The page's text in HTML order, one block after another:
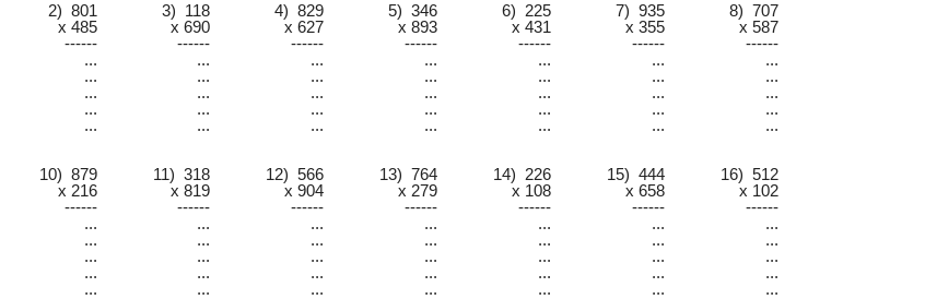
2) 801 3) 118 4) 829 5) 346 6) 225 7) 935
8) 707
x 485 x 690 x 627 x 893 x 431 x 355
x 587
------ ------ ------ ------ ------ ------
------
... ... ... ... ... ...
...
... ... ... ... ... ...
...
... ... ... ... ... ...
...
... ... ... ... ... ...
...
... ... ... ... ... ... ...
10) 879 11) 318 12) 566 13) 764 14) 226 15) 444
16) 512
x 216 x 819 x 904 x 279 x 108 x 658
x 102
------ ------ ------ ------ ------ ------
------
... ... ... ... ... ...
...
... ... ... ... ... ...
...
... ... ... ... ... ...
...
... ... ... ... ... ...
...
... ... ... ... ... ... ...